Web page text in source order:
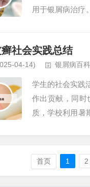
用于银屑病治疗
社会实践总结
04-14) 银屑病百科
学生的社会实践
作出贡献，同时
质，学校利用暑
首页 1 2